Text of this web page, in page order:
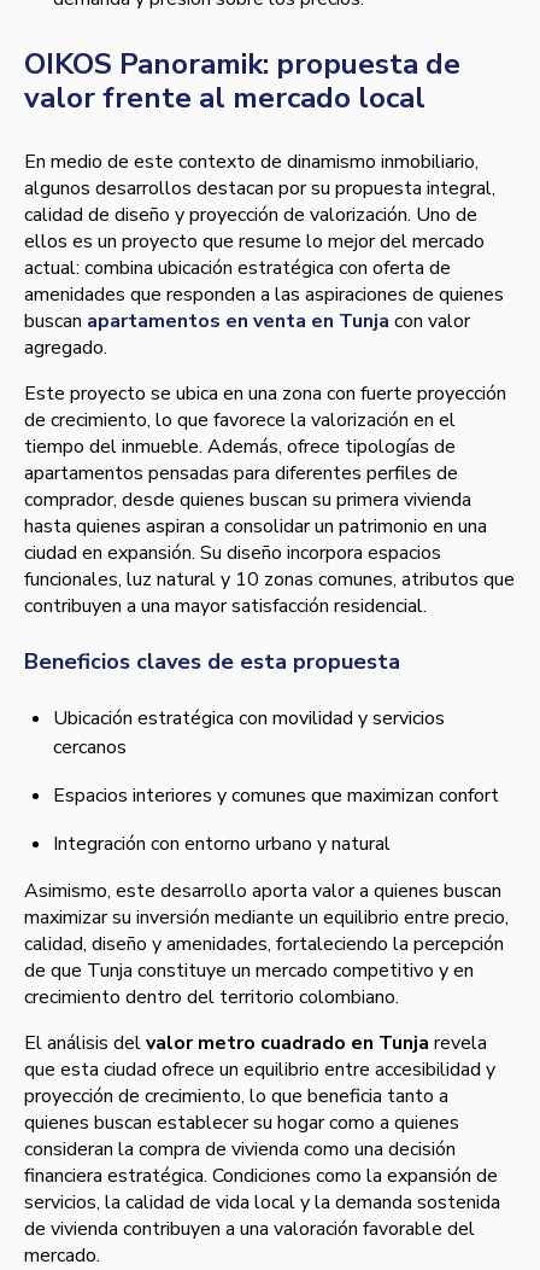
OIKOS Panoramik: propuesta de
valor frente al mercado local
En medio de este contexto de dinamismo inmobiliario,
algunos desarrollos destacan por su propuesta integral,
calidad de diseño y proyección de valorización. Uno de
ellos es un proyecto que resume lo mejor del mercado
actual: combina ubicación estratégica con oferta de
amenidades que responden a las aspiraciones de quienes
buscan apartamentos en venta en Tunja con valor
agregado.
Este proyecto se ubica en una zona con fuerte proyección
de crecimiento, lo que favorece la valorización en el
tiempo del inmueble. Además, ofrece tipologías de
apartamentos pensadas para diferentes perfiles de
comprador, desde quienes buscan su primera vivienda
hasta quienes aspiran a consolidar un patrimonio en una
ciudad en expansión. Su diseño incorpora espacios
funcionales, luz natural y 10 zonas comunes, atributos que
contribuyen a una mayor satisfacción residencial.
Beneficios claves de esta propuesta
Ubicación estratégica con movilidad y servicios
cercanos
Espacios interiores y comunes que maximizan confort
Integración con entorno urbano y natural
Asimismo, este desarrollo aporta valor a quienes buscan
maximizar su inversión mediante un equilibrio entre precio,
calidad, diseño y amenidades, fortaleciendo la percepción
de que Tunja constituye un mercado competitivo y en
crecimiento dentro del territorio colombiano.
El análisis delvalor metro cuadrado en Tunja revela
que esta ciudad ofrece un equilibrio entre accesibilidad y
proyección de crecimiento, lo que beneficia tanto a
quienes buscan establecer su hogar como a quienes
consideran la compra de vivienda como una decisión
financiera estratégica. Condiciones como la expansión de
servicios, la calidad de vida local y la demanda sostenida
de vivienda contribuyen a una valoración favorable del
mercado.